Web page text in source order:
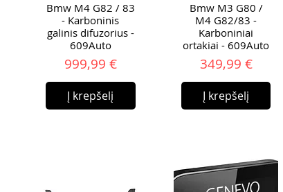
Bmw M4 G82 / 83
- Karboninis
galinis difuzorius -
609Auto
Kaina
999,99 €
Į krepšelį
Bmw M3 G80 /
M4 G82/83 -
Karboniniai
ortakiai - 609Auto
Kaina
349,99 €
Į krepšelį